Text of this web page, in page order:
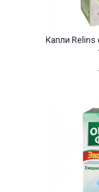
Капли Relins